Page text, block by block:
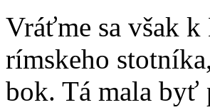
Vráťme sa však
rímskeho
bok. Tá mala byť